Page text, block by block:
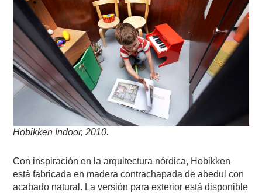
Hobikken Indoor, 2010.
Con inspiración en la arquitectura nórdica, Hobikken
está fabricada en madera contrachapada de abedul con
acabado natural. La versión para exterior está disponible